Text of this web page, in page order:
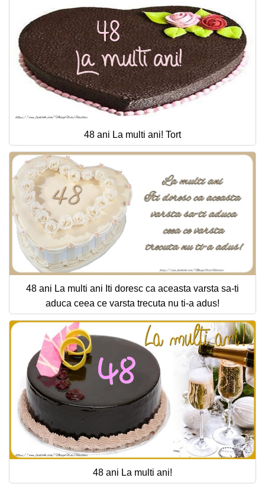
48 ani La multi ani! Tort
48 ani La multi ani Iti doresc ca aceasta varsta sa-ti
aduca ceea ce varsta trecuta nu ti-a adus!
48 ani La multi ani!